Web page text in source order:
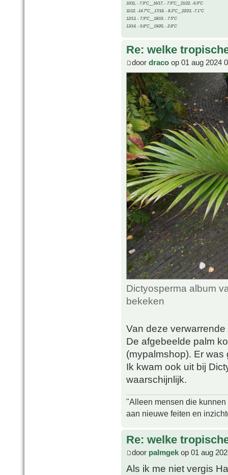
10/11, - 7.9°C__16/17, - 7.9°C__21/22, -6.9°C
11/12, -14.7°C__17/18, - 8.3°C__22/23, -7.1°C
12/13, - 7.9°C__18/19, - 7.5°C
13/14, - 0.8°C__19/20, - 2.8°C
Re: welke
door draco op 01 aug 2024
Dictyosperma album
bekeken
Van deze
De afgebeelde palm
(mypalmshop). Er
Ik kwam ook uit bij
waarschijnlijk.
"Alleen mensen die
aan nieuwe feiten en
Re: welke
door palmgek op 01 aug
Als ik me niet vergis